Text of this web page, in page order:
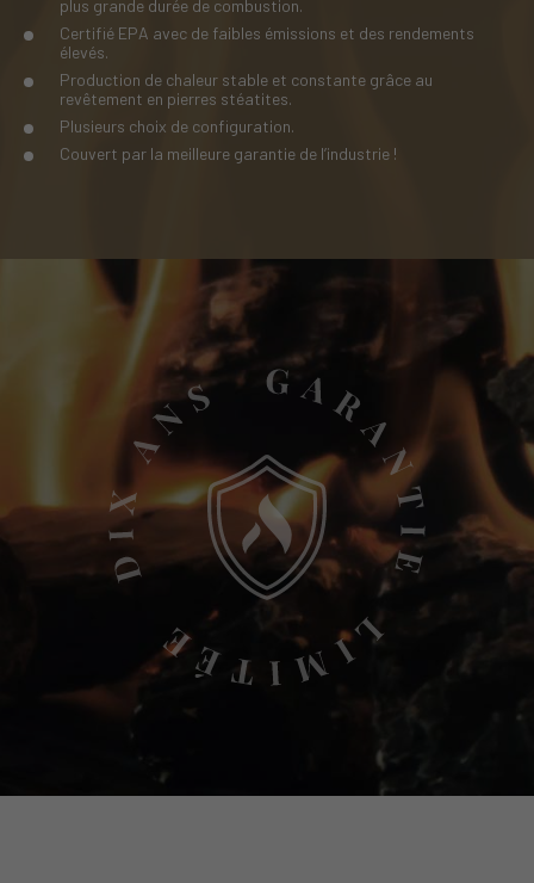
plus grande durée de combustion.
Certifié EPA avec de faibles émissions et des rendements
élevés.
Production de chaleur stable et constante grâce au
revêtement en pierres stéatites.
Plusieurs choix de configuration.
Couvert par la meilleure garantie de l’industrie !